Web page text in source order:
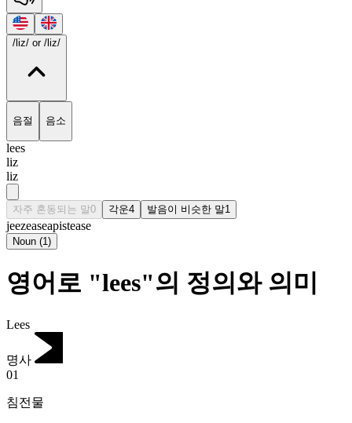
/liz/ or /liz/
음절 음소
lees
liz
liz
자주 혼동되는 말0 각운4 발음이 비슷한 말1
jeezeaseapistease
Noun (1)
영어로 "lees"의 정의와 의미
Lees
명사
01
침전물